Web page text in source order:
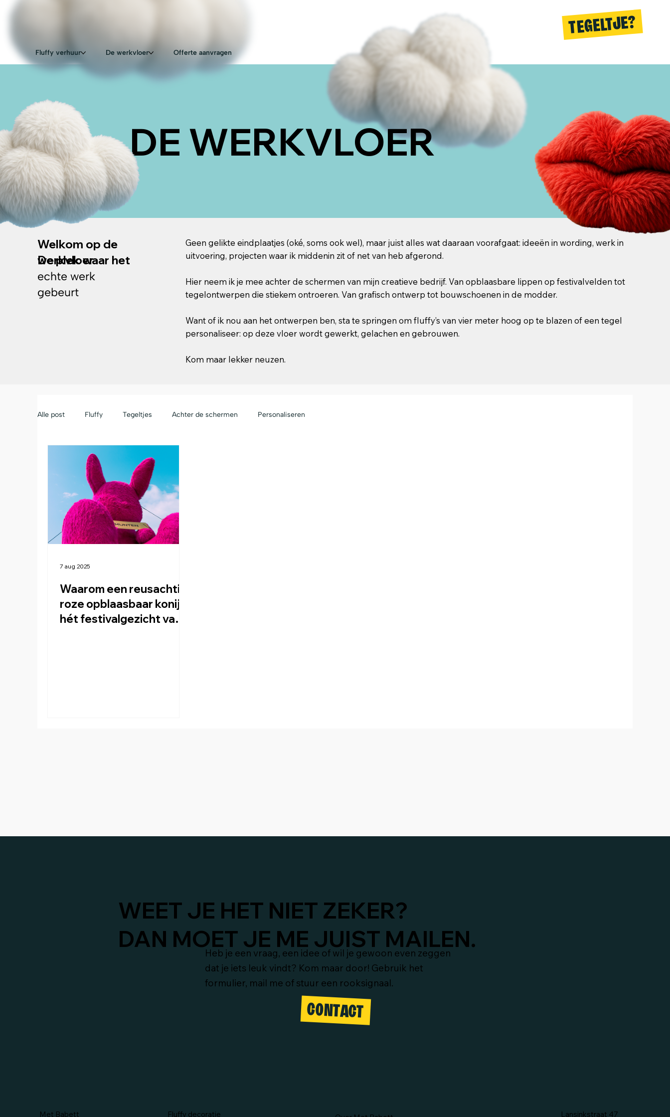
Fluffy verhuur De werkvloer Offerte aanvragen
TEGELTJE?
Welkom op de
werkvloer
De plek waar het
echte werk
gebeurt
Geen gelikte eindplaatjes (oké, soms ook wel), maar juist alles wat daaraan voorafgaat: ideeën in wording, werk in
uitvoering, projecten waar ik middenin zit of net van heb afgerond.
Hier neem ik je mee achter de schermen van mijn creatieve bedrijf. Van opblaasbare lippen op festivalvelden tot
tegelontwerpen die stiekem ontroeren. Van grafisch ontwerp tot bouwschoenen in de modder.
Want of ik nou aan het ontwerpen ben, sta te springen om fluffy’s van vier meter hoog op te blazen of een tegel
personaliseer: op deze vloer wordt gewerkt, gelachen en gebrouwen.
Kom maar lekker neuzen.
DE WERKVLOER
Alle post Fluffy Tegeltjes Achter de schermen Personaliseren
Waarom een reusachtig
roze opblaasbaar konijn
hét festival­gezicht van
7 aug 2025
Heb je een vraag, een idee of wil je gewoon even zeggen
dat je iets leuk vindt? Kom maar door! Gebruik het
formulier, mail me of stuur een rooksignaal.
WEET JE HET NIET ZEKER?
DAN MOET JE ME JUIST MAILEN.
CONTACT
Met Babett Fluffy decoratie Lansinkstraat 47